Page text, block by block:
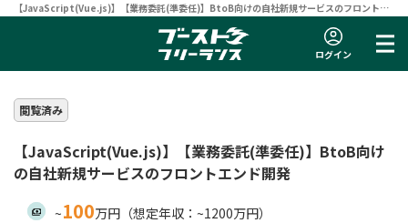
【JavaScript(Vue.js)】【業務委託(準委任)】BtoB向けの自社新規サービスのフロントエ
ンド開発 | フリーランスエンジニア向け案件サイト 【ブーストフリーランス】
ログイン
閲覧済み
【JavaScript(Vue.js)】【業務委託(準委任)】BtoB向け
の自社新規サービスのフロントエンド開発
~100万円（想定年収：~1200万円）